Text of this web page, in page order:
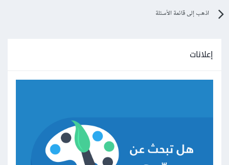
اذهب إلى قائمة الأسئلة
إعلانات